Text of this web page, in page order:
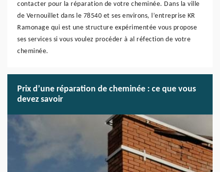
contacter pour la réparation de votre cheminée. Dans la ville
de Vernouillet dans le 78540 et ses environs, l’entreprise KR
Ramonage qui est une structure expérimentée vous propose
ses services si vous voulez procéder à al réfection de votre
cheminée.
Prix d’une réparation de cheminée : ce que vous
devez savoir